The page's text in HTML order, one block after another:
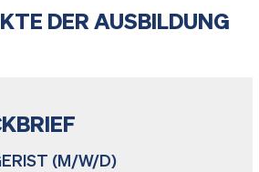
DER AUSBILDUNG
(M/W/D)